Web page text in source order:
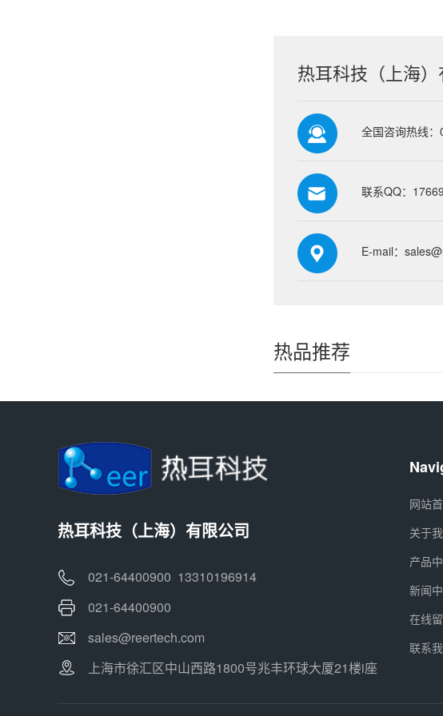
热耳科技（上海
全国咨询热线
联系QQ：
E-mail：
热品推荐
热耳科技（上海）有限公司
021-64400900 13310196914
021-64400900
sales@reertech.com
上海市徐汇区中山西路1800号兆丰环球大厦21楼i座
网站
关于
产品
新闻
在线
联系